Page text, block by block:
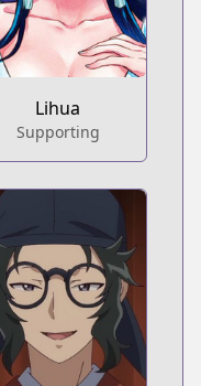
Lihua
Supporting